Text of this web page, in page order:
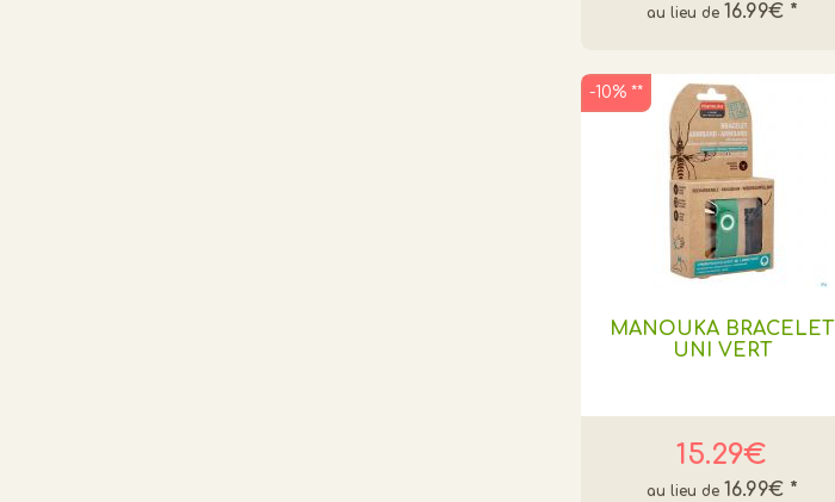
16.99€ *
MANOUKA BRACELET
UNI VERT
15.29€
16.99€ *
-10% **